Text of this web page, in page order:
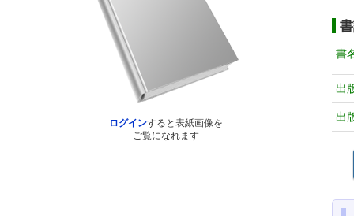
ログインすると表紙画像を
ご覧になれます
書
出
出